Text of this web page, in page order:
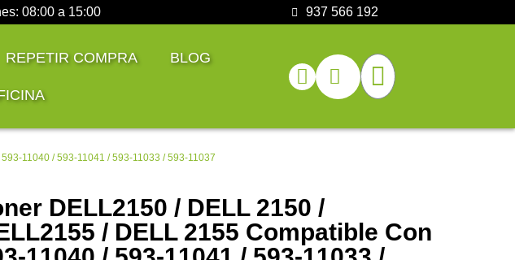
08:00 a 15:00 937 566 192
REPETIR COMPRA BLOG
11040 / 593-11041 / 593-11033 / 593-11037
DELL2150 / DELL 2150 /
/ DELL 2155 Compatible Con